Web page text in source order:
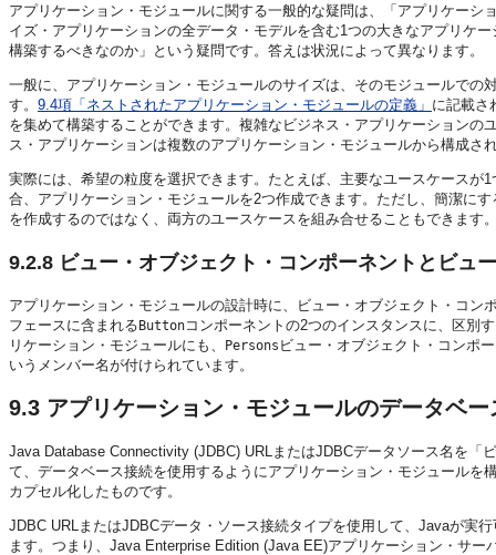
アプリケーション・モジュールに関する一般的な疑問は、「アプリケー
イズ・アプリケーションの全データ・モデルを含む1つの大きなアプリケ
構築するべきなのか」という疑問です。答えは状況によって異なります。
一般に、アプリケーション・モジュールのサイズは、そのモジュールで
す。 9.4項「ネストされたアプリケーション・モジュールの定義」 に記載さ
を集めて構築することができます。複雑なビジネス・アプリケーション
ス・アプリケーションは複数のアプリケーション・モジュールから構成さ
実際には、希望の粒度を選択できます。たとえば、主要なユースケース
合、アプリケーション・モジュールを2つ作成できます。ただし、簡潔に
を作成するのではなく、両方のユースケースを組み合せることもできます
9.2.8 ビュー・オブジェクト・コンポーネントとビュ
アプリケーション・モジュールの設計時に、ビュー・オブジェクト・コ
フェースに含まれる Buttonコンポーネントの2つのインスタンスに、区別
リケーション・モジュールにも、
Persons ビュー・オブジェクト・コンポ
いうメンバー名が付けられています。
9.3 アプリケーション・モジュールのデータベ
Java Database Connectivity (JDBC) URLまたはJDBCデータソース名を「
て、データベース接続を使用するようにアプリケーション・モジュール
カプセル化したものです。
JDBC URLまたはJDBCデータ・ソース接続タイプを使用して、Javaが実
ます。つまり、Java Enterprise Edition (Java EE)アプリケーション・サ